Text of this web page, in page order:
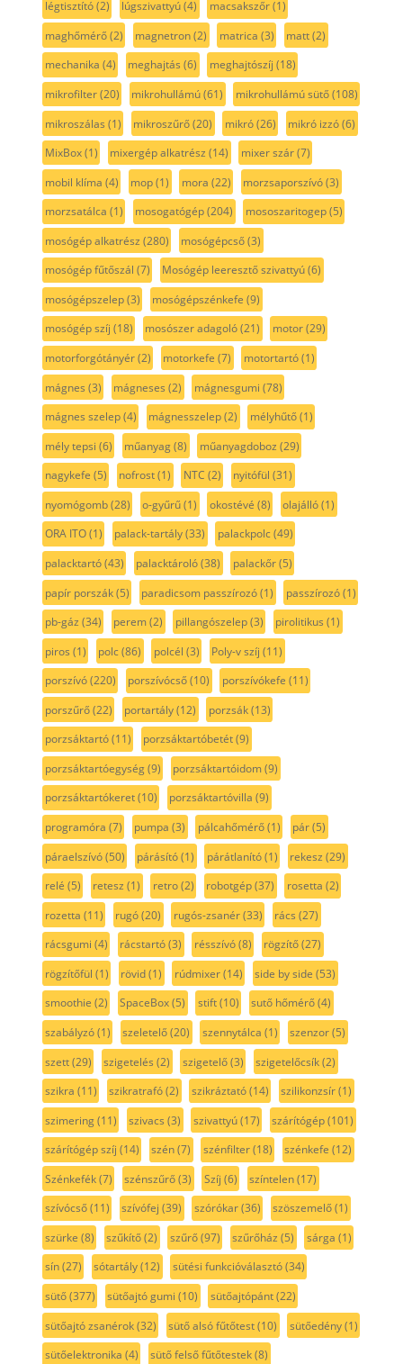
légtisztító(2) lúgszivattyú(4) macsakszőr(1)
maghőmérő(2) magnetron(2) matrica (3) matt(2)
mechanika (4) meghajtás (6) meghajtószíj (18)
mikrofilter(20) mikrohullámú(61) mikrohullámú sütő(108)
mikroszálas (1) mikroszűrő(20) mikró(26) mikró izzó(6)
MixBox(1) mixergép alkatrész (14) mixer szár(7)
mobil klíma (4) mop(1) mora (22) morzsaporszívó(3)
morzsatálca (1) mosogatógép(204) mososzaritogep(5)
mosógép alkatrész (280) mosógépcső(3)
mosógép fűtőszál (7) Mosógép leeresztő szivattyú(6)
mosógépszelep(3) mosógépszénkefe (9)
mosógép szíj (18) mosószer adagoló(21) motor(29)
motorforgótányér(2) motorkefe (7) motortartó(1)
mágnes (3) mágneses (2) mágnesgumi (78)
mágnes szelep(4) mágnesszelep(2) mélyhűtő(1)
mély tepsi (6) műanyag(8) műanyagdoboz (29)
nagykefe (5) nofrost(1) NTC (2) nyitófül (31)
nyomógomb(28) o-gyűrű(1) okostévé (8) olajálló(1)
ORA ITO(1) palack-tartály(33) palackpolc(49)
palacktartó(43) palacktároló(38) palackőr(5)
papír porszák(5) paradicsom passzírozó(1) passzírozó(1)
pb-gáz (34) perem(2) pillangószelep(3) pirolitikus (1)
piros (1) polc(86) polcél (3) Poly-v szíj (11)
porszívó(220) porszívócső(10) porszívókefe (11)
porszűrő(22) portartály(12) porzsák(13)
porzsáktartó(11) porzsáktartóbetét(9)
porzsáktartóegység(9) porzsáktartóidom(9)
porzsáktartókeret(10) porzsáktartóvilla (9)
programóra (7) pumpa (3) pálcahőmérő(1) pár(5)
páraelszívó(50) párásító(1) párátlanító(1) rekesz (29)
relé (5) retesz (1) retro(2) robotgép(37) rosetta (2)
rozetta (11) rugó(20) rugós-zsanér(33) rács (27)
rácsgumi (4) rácstartó(3) résszívó(8) rögzítő(27)
rögzítőfül (1) rövid(1) rúdmixer(14) side by side (53)
smoothie (2) SpaceBox(5) stift(10) sutő hőmérő(4)
szabályzó(1) szeletelő(20) szennytálca (1) szenzor(5)
szett(29) szigetelés (2) szigetelő(3) szigetelőcsík(2)
szikra (11) szikratrafó(2) szikráztató(14) szilikonzsír(1)
szimering(11) szivacs (3) szivattyú(17) szárítógép(101)
szárítógép szíj (14) szén(7) szénfilter(18) szénkefe (12)
Szénkefék(7) szénszűrő(3) Szíj (6) színtelen(17)
szívócső(11) szívófej (39) szórókar(36) szöszemelő(1)
szürke (8) szűkítő(2) szűrő(97) szűrőház (5) sárga (1)
sín(27) sótartály(12) sütési funkcióválasztó(34)
sütő(377) sütőajtó gumi (10) sütőajtópánt(22)
sütőajtó zsanérok(32) sütő alsó fűtőtest(10) sütőedény(1)
sütőelektronika (4) sütő felső fűtőtestek(8)